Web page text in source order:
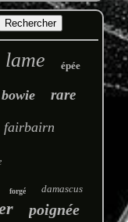
lame épée
bowie rare
fairbairn
forgé damascus
poignée